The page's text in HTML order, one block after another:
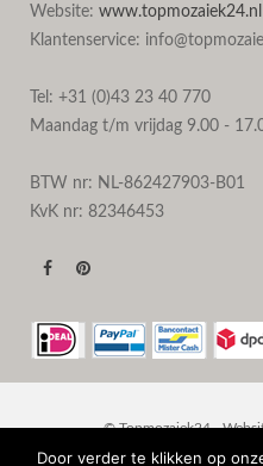
Website: www.topmozaiek24.nl
Klantenservice:
Tel: +31 (0)43 23 40 770
Maandag t/m vrijdag 9.00 -
BTW nr: NL-862427903-B01
KvK nr: 82346453
© Topmozaiek24 -
Door verder te klikken op